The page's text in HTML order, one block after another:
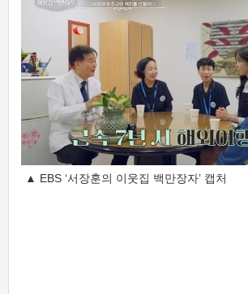
▲ EBS ‘서장훈의 이웃집 백만장자’ 캡처